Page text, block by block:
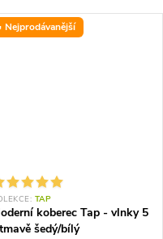
Nejprodávanější
TAP
koberec Tap - vlnky 5
šedý/bílý